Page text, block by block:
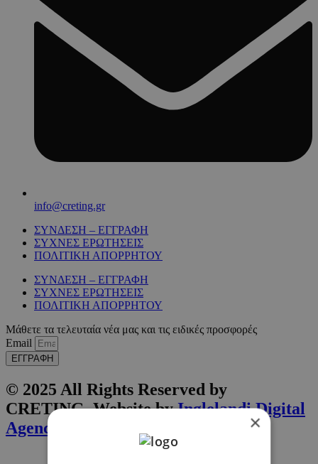
info@creting.gr
ΣΥΝΔΕΣΗ – ΕΓΓΡΑΦΗ
ΣΥΧΝΕΣ ΕΡΩΤΗΣΕΙΣ
ΠΟΛΙΤΙΚΗ ΑΠΟΡΡΗΤΟΥ
ΣΥΝΔΕΣΗ – ΕΓΓΡΑΦΗ
ΣΥΧΝΕΣ ΕΡΩΤΗΣΕΙΣ
ΠΟΛΙΤΙΚΗ ΑΠΟΡΡΗΤΟΥ
Μάθετε τα τελευταία νέα μας και τις ειδικές προσφορές
Email
ΕΓΓΡΑΦΗ
© 2025 All Rights Reserved by
CRETING. Website byInglelandi Digital
Agency
×